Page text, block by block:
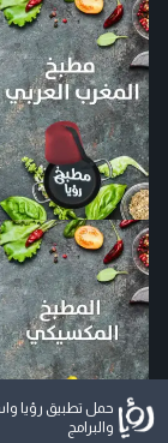
حمل تطبيق رؤيا
والبرامج